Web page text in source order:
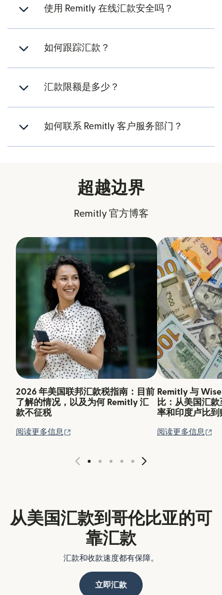
使用 Remitly 在线汇款安全吗？
如何跟踪汇款？
汇款限额是多少？
如何联系 Remitly 客户服务部门？
超越边界
Remitly 官方博客
2026 年美国联邦汇款税指南：目前
了解的情况，以及为何 Remitly 汇
款不征税
阅读更多信息
Remitly 与
比：从美国汇
率和印度卢比
阅读更多信息
从美国汇款到哥伦比亚的可
靠汇款
汇款和收款速度都有保障。
立即汇款